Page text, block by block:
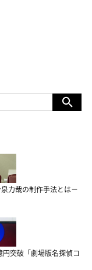
力哉の制作手法とは－
突破「劇場版名探偵コ